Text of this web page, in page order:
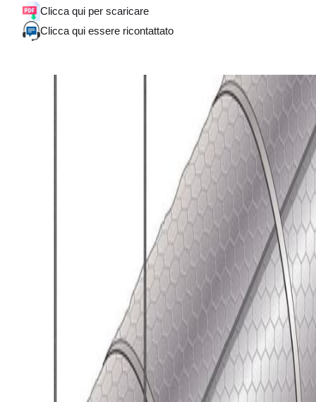
Clicca qui per scaricare
Clicca qui essere ricontattato